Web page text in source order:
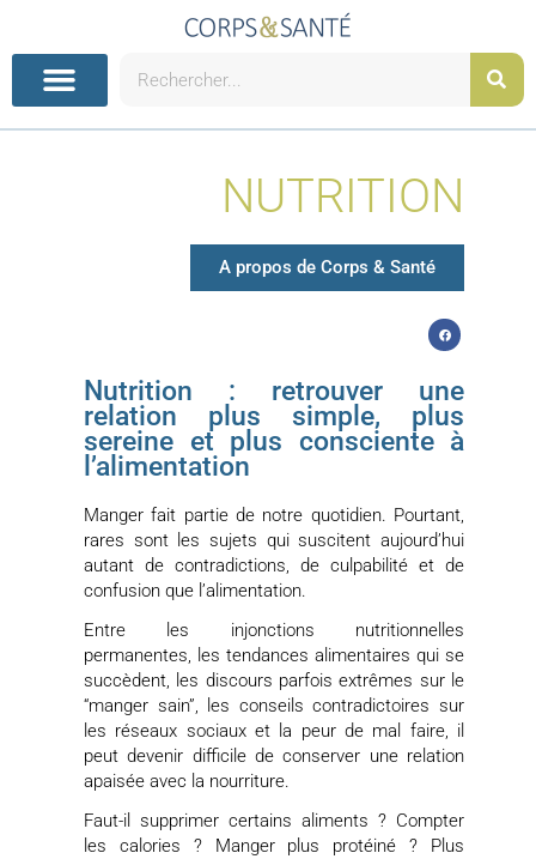
NUTRITION
A propos de Corps & Santé
Nutrition : retrouver une
relation plus simple, plus
sereine et plus consciente à
l’alimentation
Manger fait partie de notre quotidien. Pourtant,
rares sont les sujets qui suscitent aujourd’hui
autant de contradictions, de culpabilité et de
confusion que l’alimentation.
Entre les injonctions nutritionnelles
permanentes, les tendances alimentaires qui se
succèdent, les discours parfois extrêmes sur le
“manger sain”, les conseils contradictoires sur
les réseaux sociaux et la peur de mal faire, il
peut devenir difficile de conserver une relation
apaisée avec la nourriture.
Faut-il supprimer certains aliments ? Compter
les calories ? Manger plus protéiné ? Plus